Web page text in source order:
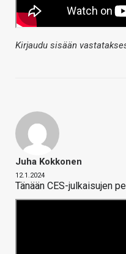
Kirjaudu sisään
Juha Kokkonen
12.1.2024
Tänään CES-julkaisujen